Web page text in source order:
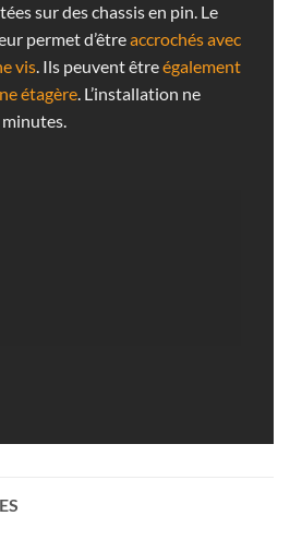
sur des chassis en pin. Le
permet d’êtreaccrochés avec
vis. Ils peuvent êtreégalement
étagère. L’installation ne